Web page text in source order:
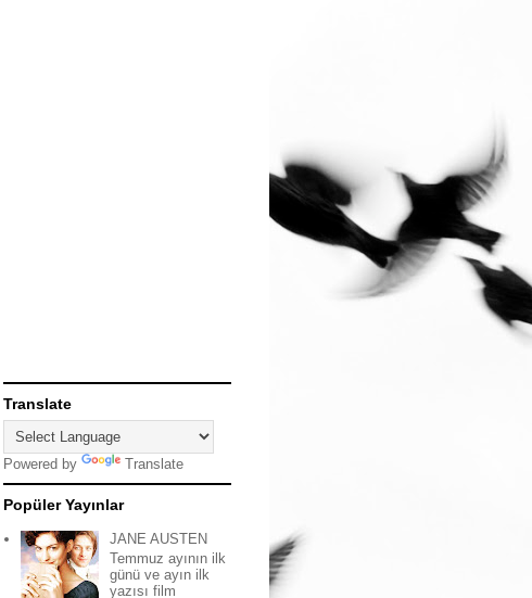
Translate
Powered by Translate
Popüler Yayınlar
JANE AUSTEN
Temmuz ayının ilk
günü ve ayın ilk
yazısı film